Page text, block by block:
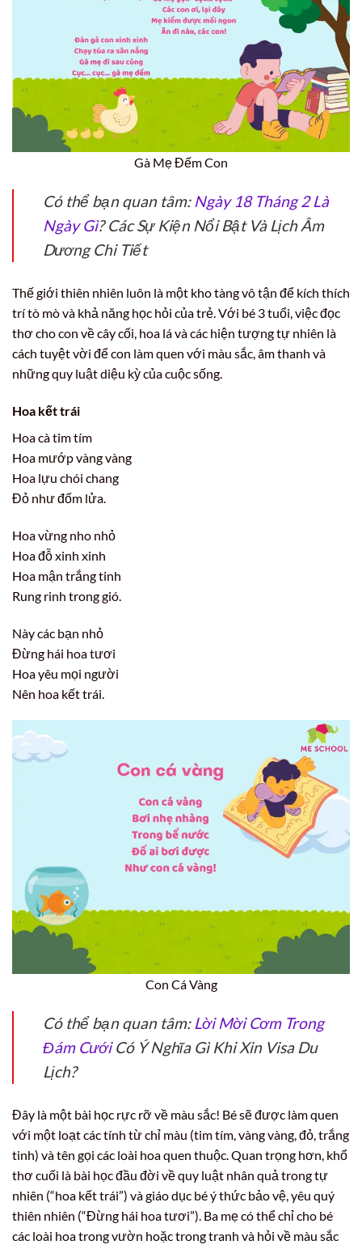
Gà Mẹ Đếm Con
Có thể bạn quan tâm: Ngày 18 Tháng 2 Là
Ngày Gì? Các Sự Kiện Nổi Bật Và Lịch Âm
Dương Chi Tiết
Thế giới thiên nhiên luôn là một kho tàng vô tận để kích thích
trí tò mò và khả năng học hỏi của trẻ. Với bé 3 tuổi, việc đọc
thơ cho con về cây cối, hoa lá và các hiện tượng tự nhiên là
cách tuyệt vời để con làm quen với màu sắc, âm thanh và
những quy luật diệu kỳ của cuộc sống.
Hoa kết trái
Hoa cà tim tím
Hoa mướp vàng vàng
Hoa lựu chói chang
Đỏ như đốm lửa.
Hoa vừng nho nhỏ
Hoa đỗ xinh xinh
Hoa mận trắng tinh
Rung rinh trong gió.
Này các bạn nhỏ
Đừng hái hoa tươi
Hoa yêu mọi người
Nên hoa kết trái.
Con Cá Vàng
Có thể bạn quan tâm: Lời Mời Cơm Trong
Đám CướiCó Ý Nghĩa Gì Khi Xin Visa Du
Lịch?
Đây là một bài học rực rỡ về màu sắc! Bé sẽ được làm quen
với một loạt các tính từ chỉ màu (tim tím, vàng vàng, đỏ, trắng
tinh) và tên gọi các loài hoa quen thuộc. Quan trọng hơn, khổ
thơ cuối là bài học đầu đời về quy luật nhân quả trong tự
nhiên (“hoa kết trái”) và giáo dục bé ý thức bảo vệ, yêu quý
thiên nhiên (“Đừng hái hoa tươi”). Ba mẹ có thể chỉ cho bé
các loài hoa trong vườn hoặc trong tranh và hỏi về màu sắc